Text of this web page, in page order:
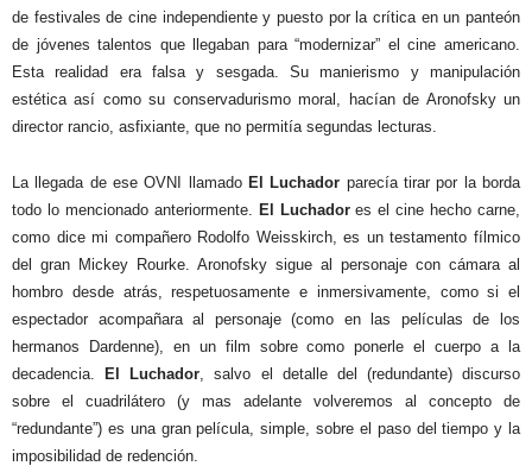
de festivales de cine independiente y puesto por la crítica en un panteón
de jóvenes talentos que llegaban para “modernizar” el cine americano.
Esta realidad era falsa y sesgada. Su manierismo y manipulación
estética así como su conservadurismo moral, hacían de Aronofsky un
director rancio, asfixiante, que no permitía segundas lecturas.
La llegada de ese OVNI llamado El Luchador parecía tirar por la borda
todo lo mencionado anteriormente. El Luchadores el cine hecho carne,
como dice mi compañero Rodolfo Weisskirch, es un testamento fílmico
del gran Mickey Rourke. Aronofsky sigue al personaje con cámara al
hombro desde atrás, respetuosamente e inmersivamente, como si el
espectador acompañara al personaje (como en las películas de los
hermanos Dardenne), en un film sobre como ponerle el cuerpo a la
decadencia.El Luchador , salvo el detalle del (redundante) discurso
sobre el cuadrilátero (y mas adelante volveremos al concepto de
“redundante”) es una gran película, simple, sobre el paso del tiempo y la
imposibilidad de redención.